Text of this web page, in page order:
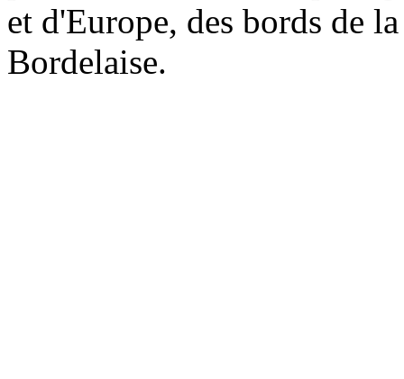
et d'Europe, des bords de
Bordelaise.